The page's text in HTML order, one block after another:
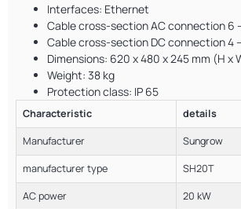
Interfaces: Ethernet
Cable cross-section AC connection 6
Cable cross-section DC connection 4
Dimensions: 620 x 480 x 245 mm (H x
Weight: 38 kg
Protection class: IP 65
Characteristic details
Manufacturer Sungrow
manufacturer type SH20T
AC power 20 kW